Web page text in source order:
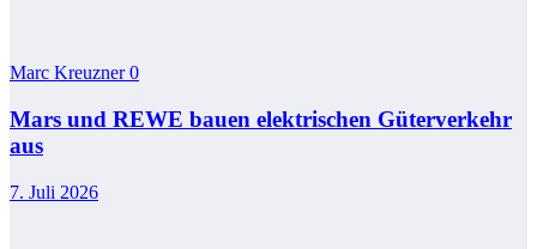
Marc Kreuzner0
Mars und REWE bauen elektrischen Güterverkehr
aus
7. Juli 2026